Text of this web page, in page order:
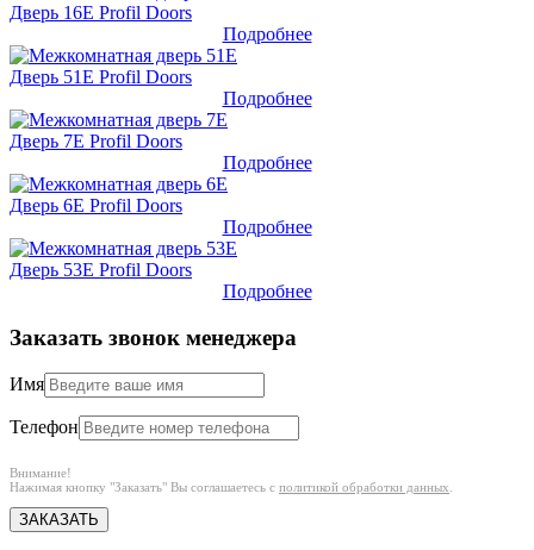
Дверь 16E Profil Doors
Подробнее
Дверь 51E Profil Doors
Подробнее
Дверь 7E Profil Doors
Подробнее
Дверь 6E Profil Doors
Подробнее
Дверь 53E Profil Doors
Подробнее
Заказать звонок менеджера
Имя
Телефон
Внимание!
Нажимая кнопку "Заказать" Вы соглашаетесь с политикой обработки данных
ЗАКАЗАТЬ